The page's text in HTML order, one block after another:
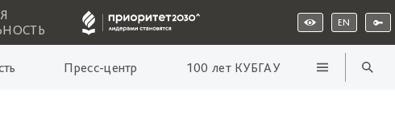
EN
Пресс-центр 100 лет КУБГАУ